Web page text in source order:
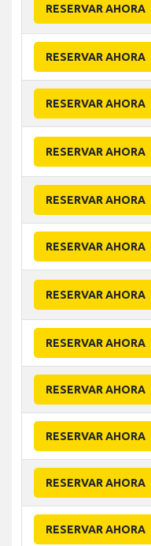
RESERVAR AHORA
RESERVAR AHORA
RESERVAR AHORA
RESERVAR AHORA
RESERVAR AHORA
RESERVAR AHORA
RESERVAR AHORA
RESERVAR AHORA
RESERVAR AHORA
RESERVAR AHORA
RESERVAR AHORA
RESERVAR AHORA